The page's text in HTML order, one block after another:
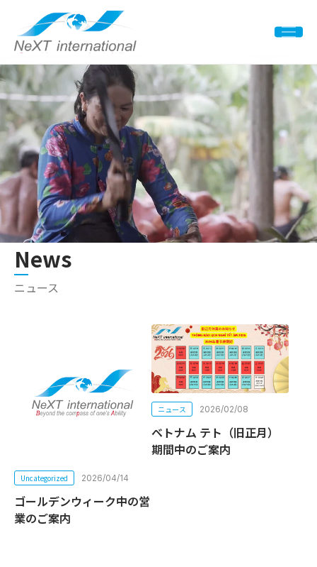
News
ニュース
Uncategorized 2026/04/14
ゴールデンウィーク中の営
業のご案内
ニュース 2026/02/08
ベトナム テト（旧正月）
期間中のご案内